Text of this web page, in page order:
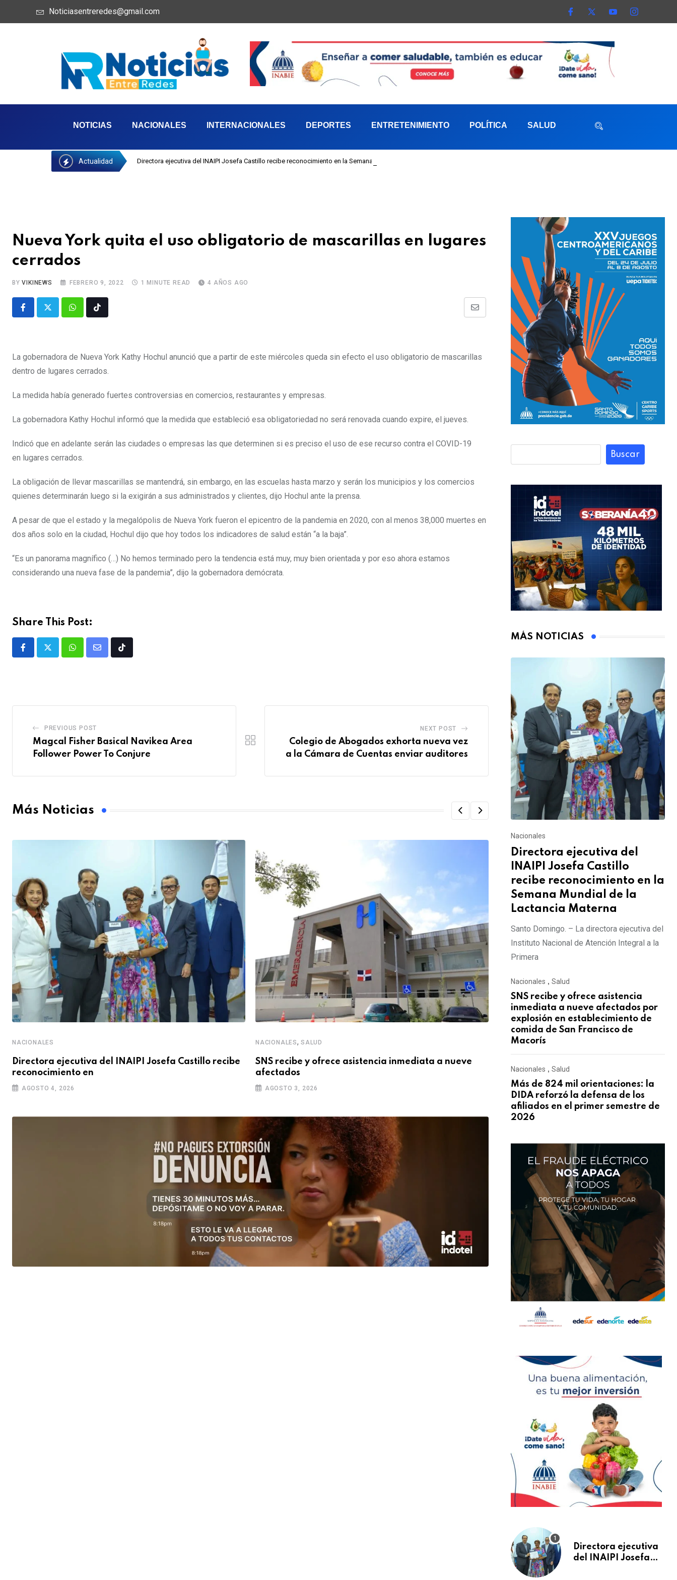
Noticiasentreredes@gmail.com
NOTICIAS NACIONALES INTERNACIONALES DEPORTES ENTRETENIMIENTO POLÍTICA SALUD
Actualidad Directora ejecutiva del INAIPI Josefa Castillo recibe reconocimiento en la Semana Mundial de la Lactancia Materna
Nueva York quita el uso obligatorio de mascarillas en lugares
cerrados
BYVIKINEWS FEBRERO 9, 2022 1 MINUTE READ 4 AÑOS AGO
La gobernadora de Nueva York Kathy Hochul anunció que a partir de este miércoles queda sin efecto el uso obligatorio de mascarillas
dentro de lugares cerrados.
La medida había generado fuertes controversias en comercios, restaurantes y empresas.
La gobernadora Kathy Hochul informó que la medida que estableció esa obligatoriedad no será renovada cuando expire, el jueves.
Indicó que en adelante serán las ciudades o empresas las que determinen si es preciso el uso de ese recurso contra el COVID-19
en lugares cerrados.
La obligación de llevar mascarillas se mantendrá, sin embargo, en las escuelas hasta marzo y serán los municipios y los comercios
quienes determinarán luego si la exigirán a sus administrados y clientes, dijo Hochul ante la prensa.
A pesar de que el estado y la megalópolis de Nueva York fueron el epicentro de la pandemia en 2020, con al menos 38,000 muertes en
dos años solo en la ciudad, Hochul dijo que hoy todos los indicadores de salud están “a la baja”.
“Es un panorama magnífico (…) No hemos terminado pero la tendencia está muy, muy bien orientada y por eso ahora estamos
considerando una nueva fase de la pandemia”, dijo la gobernadora demócrata.
Share This Post:
PREVIOUS POST
Magcal Fisher Basical Navikea Area
Follower Power To Conjure
NEXT POST
Colegio de Abogados exhorta nueva vez
a la Cámara de Cuentas enviar auditores
Más Noticias
NACIONALES
Directora ejecutiva del INAIPI Josefa Castillo recibe
reconocimiento en
AGOSTO 4, 2026
NACIONALES, SALUD
SNS recibe y ofrece asistencia inmediata a nueve
afectados
AGOSTO 3, 2026
NACIONALES,SALUD
Buscar
MÁS NOTICIAS
Nacionales
Directora ejecutiva del
INAIPI Josefa Castillo
recibe reconocimiento en la
Semana Mundial de la
Lactancia Materna
Santo Domingo. – La directora ejecutiva del
Instituto Nacional de Atención Integral a la
Primera
Nacionales , Salud
SNS recibe y ofrece asistencia
inmediata a nueve afectados por
explosión en establecimiento de
comida de San Francisco de
Macorís
Nacionales , Salud
Más de 824 mil orientaciones: la
DIDA reforzó la defensa de los
afiliados en el primer semestre de
2026
Directora ejecutiva
del INAIPI Josefa